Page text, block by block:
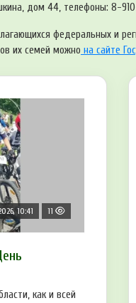
дом 44, телефоны: 8-
федеральных и
их семей можно на сайте
10:41 11
как и всей